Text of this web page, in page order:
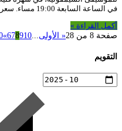
في الساعة السابعة 19:00 مساء. سعر التذكرة: …
أكمل القراءة »
صفحة 8 من 28
« الأولى...
678910
»
التقويم